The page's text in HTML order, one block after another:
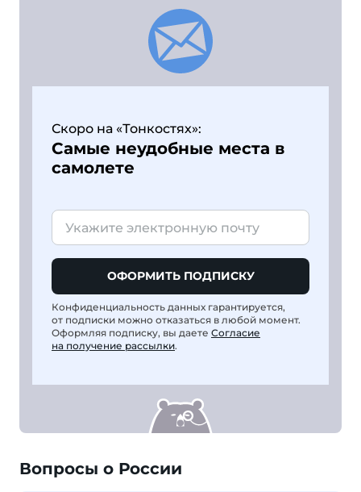
Скоро на «Тонкостях»:
Самые неудобные места в
самолете
ОФОРМИТЬ ПОДПИСКУ
Конфиденциальность данных гарантируется,
от подписки можно отказаться в любой момент.
Оформляя подписку, вы даете Согласие
на получение рассылки.
Вопросы о России